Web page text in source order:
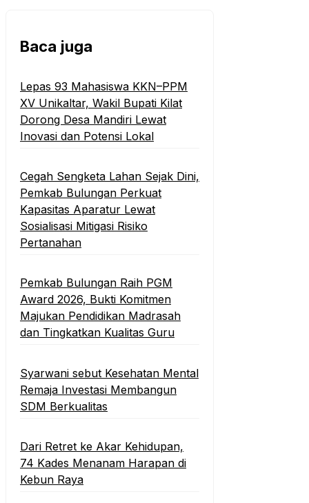
Baca juga
Lepas 93 Mahasiswa KKN–PPM
XV Unikaltar, Wakil Bupati Kilat
Dorong Desa Mandiri Lewat
Inovasi dan Potensi Lokal
Cegah Sengketa Lahan Sejak Dini,
Pemkab Bulungan Perkuat
Kapasitas Aparatur Lewat
Sosialisasi Mitigasi Risiko
Pertanahan
Pemkab Bulungan Raih PGM
Award 2026, Bukti Komitmen
Majukan Pendidikan Madrasah
dan Tingkatkan Kualitas Guru
‎Syarwani sebut Kesehatan Mental
Remaja Investasi Membangun
SDM Berkualitas
‎Dari Retret ke Akar Kehidupan,
74 Kades Menanam Harapan di
Kebun Raya